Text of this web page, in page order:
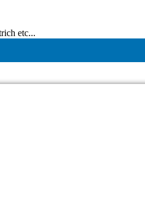
etc...